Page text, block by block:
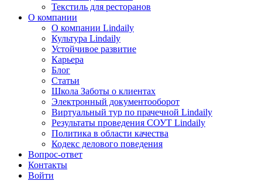
Текстиль для ресторанов
О компании
О компании Lindaily
Культура Lindaily
Устойчивое развитие
Карьера
Блог
Статьи
Школа Заботы о клиентах
Электронный документооборот
Виртуальный тур по прачечной Lindaily
Результаты проведения СОУТ Lindaily
Политика в области качества
Кодекс делового поведения
Вопрос-ответ
Контакты
Войти